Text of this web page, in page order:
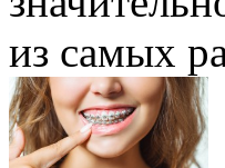
из самых